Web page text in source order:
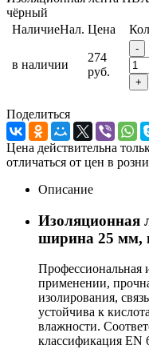
чёрный
НаличиеНал. Цена
в наличии
274
руб.
-
+
Поделиться
Цена действительна
отличаться от цен в
Описание
Изоляционная
ширина 25 мм,
Профессиональная
применении,
изолирования,
устойчива к
влажности.
классификация EN